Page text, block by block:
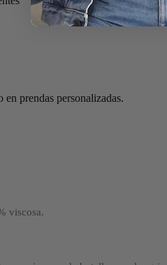
prendas personalizadas.
viscosa.